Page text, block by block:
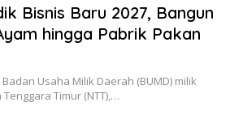
Bisnis Baru 2027, Bangun
hingga Pabrik Pakan
Badan Usaha Milik Daerah (BUMD) milik
Timur (NTT),…